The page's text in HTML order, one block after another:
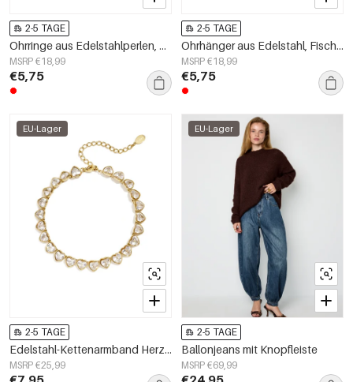
2-5 TAGE
Ohrringe aus Edelstahlperlen, Herzform, niedlich, schlicht, für jeden Tag, Damenschmuck
MSRP €18,99
€5,75
2-5 TAGE
Ohrhänger aus Edelstahl, Fischmotiv, schlichte Alltags-Serie, Damenschmuck
MSRP €18,99
€5,75
EU-Lager
2-5 TAGE
Edelstahl-Kettenarmband Herz, schlichte Alltagsserie, Damenschmuck
MSRP €25,99
EU-Lager
2-5 TAGE
Ballonjeans mit Knopfleiste
MSRP €69,99